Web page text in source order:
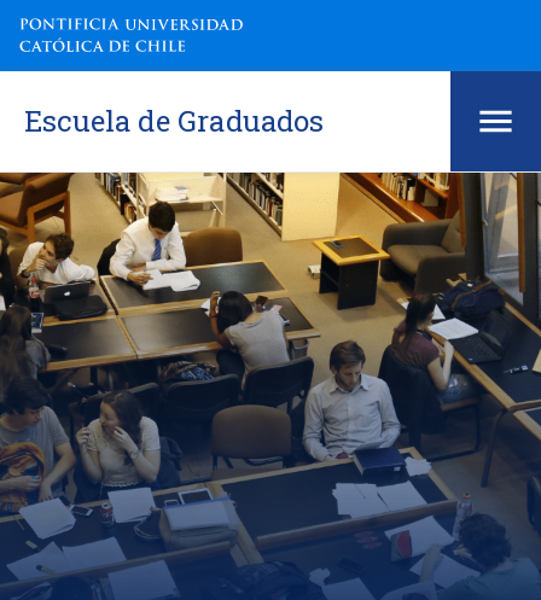
Escuela de Graduados